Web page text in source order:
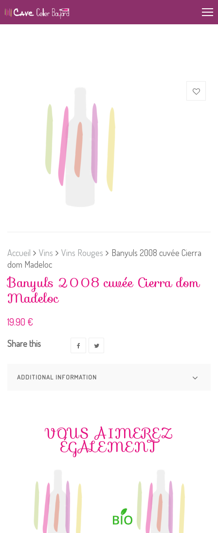
Accueil Vins Vins Rouges
Banyuls 2008 cuvée Cierra
dom Madeloc
Banyuls 2008 cuvée Cierra dom
Madeloc
19.90 €
Share this
ADDITIONAL INFORMATION
VOUS AIMEREZ
ÉGALEMENT